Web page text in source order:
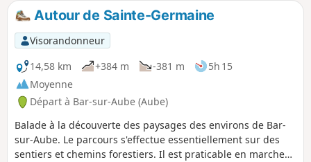
Autour de Sainte-Germaine
Visorandonneur
14,58 km
+384 m -381 m
5h 15
Moyenne
Départ à Bar-sur-Aube (Aube)
Balade à la découverte des paysages des environs de Bar-
sur-Aube. Le parcours s'effectue essentiellement sur des
sentiers et chemins forestiers. Il est praticable en marche